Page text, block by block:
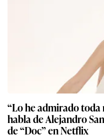
“Lo he admirado toda
habla de Alejandro
de “Doc” en Netflix